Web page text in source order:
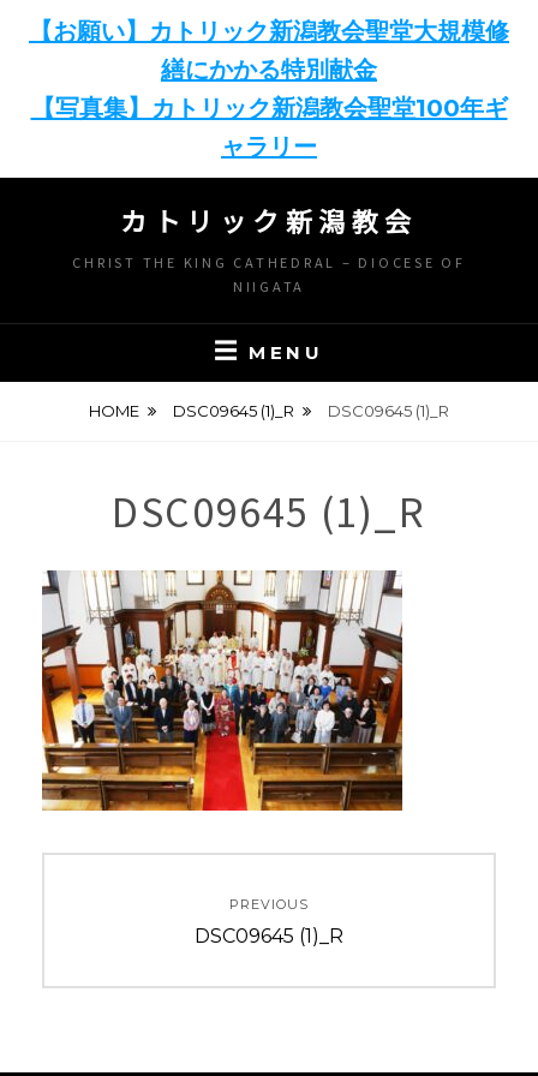
【お願い】カトリック新潟教会聖堂大規模修
繕にかかる特別献金
【写真集】カトリック新潟教会聖堂100年ギ
ャラリー
content
カトリック新潟教会
CHRIST THE KING CATHEDRAL – DIOCESE OF
NIIGATA
MENU
HOME DSC09645 (1)_R DSC09645 (1)_R
DSC09645 (1)_R
ナ
PREVIOUS
Previous
DSC09645 (1)_R